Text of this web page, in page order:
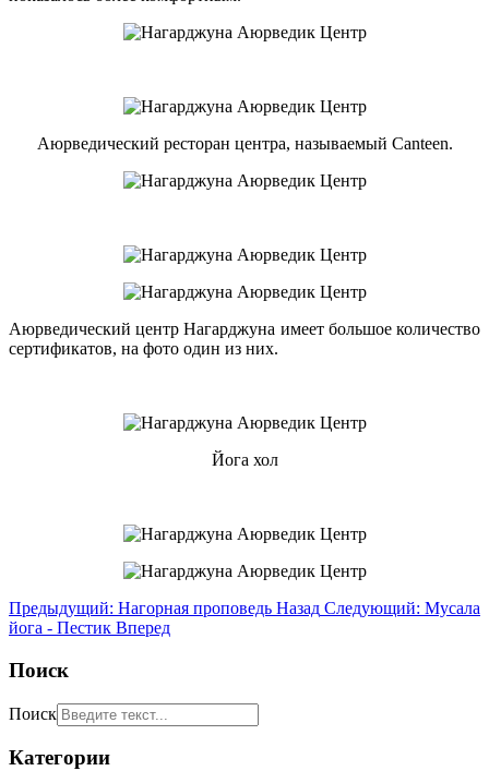
Аюрведический ресторан центра, называемый Canteen.
Аюрведический центр Нагарджуна имеет большое количество
сертификатов, на фото один из них.
Йога хол
Предыдущий: Нагорная проповедь Назад Следующий: Мусала
йога - Пестик Вперед
Поиск
Поиск
Категории